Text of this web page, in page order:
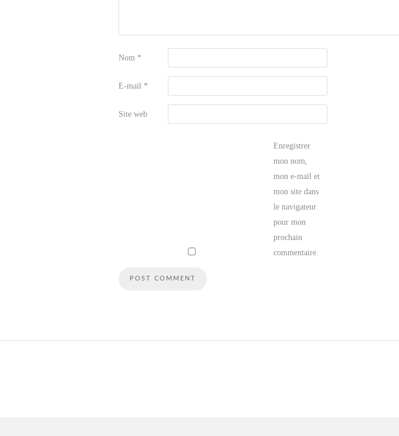
Nom *
E-mail *
Site web
Enregistrer
mon nom,
mon e-mail et
mon site dans
le navigateur
pour mon
prochain
commentaire.